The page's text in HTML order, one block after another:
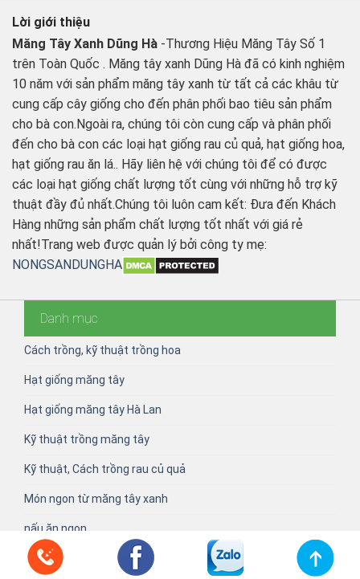
Lời giới thiệu
Măng Tây Xanh Dũng Hà -Thương Hiệu Măng Tây Số 1
trên Toàn Quốc . Măng tây xanh Dũng Hà đã có kinh nghiệm
10 năm với sản phẩm măng tây xanh từ tất cả các khâu từ
cung cấp cây giống cho đến phân phối bao tiêu sản phẩm
cho bà con.Ngoài ra, chúng tôi còn cung cấp và phân phối
đến cho bà con các loại hạt giống rau củ quả, hạt giống hoa,
hạt giống rau ăn lá.. Hãy liên hệ với chúng tôi để có được
các loại hạt giống chất lượng tốt cùng với những hỗ trợ kỹ
thuật đầy đủ nhất.Chúng tôi luôn cam kết: Đưa đến Khách
Hàng những sản phẩm chất lượng tốt nhất với giá rẻ
nhất!Trang web được quản lý bởi công ty mẹ:
NONGSANDUNGHA
Danh mục
Cách trồng, kỹ thuật trồng hoa
Hạt giống măng tây
Hạt giống măng tây Hà Lan
Kỹ thuật trồng măng tây
Kỹ thuật, Cách trồng rau củ quả
Món ngon từ măng tây xanh
nấu ăn ngon
slide